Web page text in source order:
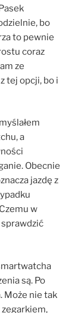
bo
to pewnie
coraz
ze
tej opcji, bo i
a
Obecnie
jazdę z
w
sprawdzić
są. Po
Może nie tak